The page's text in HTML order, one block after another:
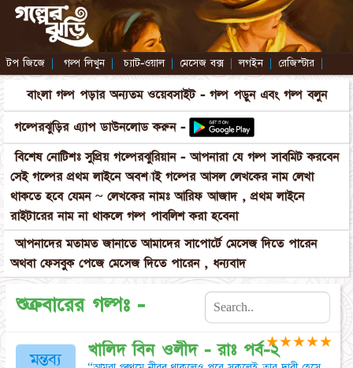
টপ জিজে | গল্প লিখুন | চ্যাট-ওয়াল | মেসেজ বক্স | লগইন | রেজিস্টার |
বাংলা গল্প পড়ার অন্যতম ওয়েবসাইট - গল্প পড়ুন এবং গল্প বলুন
গল্পেরঝুড়ির এ্যাপ ডাউনলোড করুন -
বিশেষ নোটিশঃ সুপ্রিয় গল্পেরঝুরিয়ান - আপনারা যে গল্প সাবমিট করবেন
সেই গল্পের প্রথম লাইনে অবশ্যাই গল্পের আসল লেখকের নাম লেখা
থাকতে হবে যেমন ~ লেখকের নামঃ আরিফ আজাদ , প্রথম লাইনে
রাইটারের নাম না থাকলে গল্প পাবলিশ করা হবেনা
আপনাদের মতামত জানাতে আমাদের সাপোর্টে মেসেজ দিতে পারেন
অথবা ফেসবুক পেজে মেসেজ দিতে পারেন , ধন্যবাদ
শুক্রবারের গল্পঃ -
মন্তব্য
খালিদ বিন ওলীদ - রাঃ পর্ব-২
★★★★★